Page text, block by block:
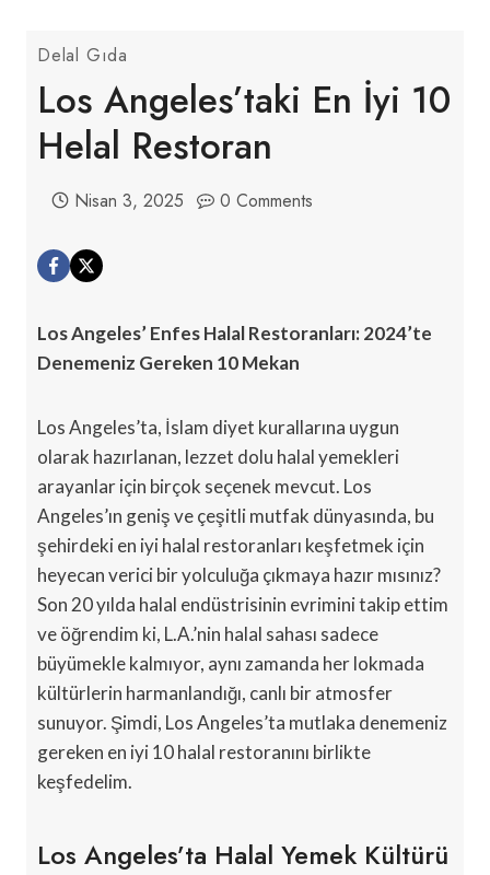
Delal Gıda
Los Angeles’taki En İyi 10
Helal Restoran
Nisan 3, 2025 0 Comments
Los Angeles’ Enfes Halal Restoranları: 2024’te
Denemeniz Gereken 10 Mekan
Los Angeles’ta, İslam diyet kurallarına uygun
olarak hazırlanan, lezzet dolu halal yemekleri
arayanlar için birçok seçenek mevcut. Los
Angeles’ın geniş ve çeşitli mutfak dünyasında, bu
şehirdeki en iyi halal restoranları keşfetmek için
heyecan verici bir yolculuğa çıkmaya hazır mısınız?
Son 20 yılda halal endüstrisinin evrimini takip ettim
ve öğrendim ki, L.A.’nin halal sahası sadece
büyümekle kalmıyor, aynı zamanda her lokmada
kültürlerin harmanlandığı, canlı bir atmosfer
sunuyor. Şimdi, Los Angeles’ta mutlaka denemeniz
gereken en iyi 10 halal restoranını birlikte
keşfedelim.
Los Angeles’ta Halal Yemek Kültürü